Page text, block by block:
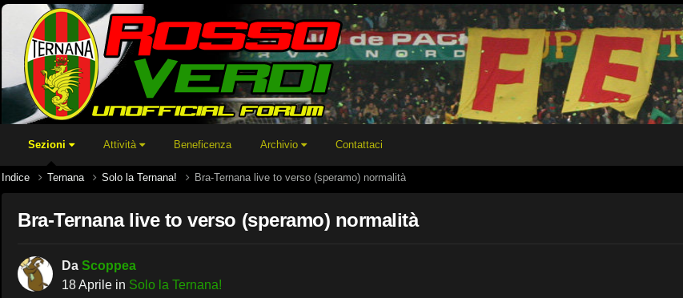
Sezioni Attività Beneficenza Archivio Contattaci
Indice Ternana Solo la Ternana! Bra-Ternana live to verso (speramo) normalità
Bra-Ternana live to verso (speramo) normalità
Da Scoppea
18 Aprile in Solo la Ternana!